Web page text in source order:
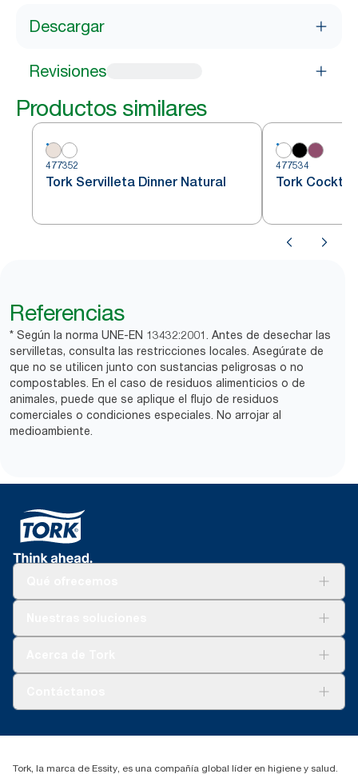
Descargar
Revisiones
Productos similares
477352
Tork Servilleta Dinner Natural
477534
Tork
Referencias
* Según la norma UNE-EN 13432:2001. Antes de desechar las
servilletas, consulta las restricciones locales. Asegúrate de
que no se utilicen junto con sustancias peligrosas o no
compostables. En el caso de residuos alimenticios o de
animales, puede que se aplique el flujo de residuos
comerciales o condiciones especiales. No arrojar al
medioambiente.
91 657 84 00
Tork, la marca de Essity, es una compañía global líder en higiene y salud.